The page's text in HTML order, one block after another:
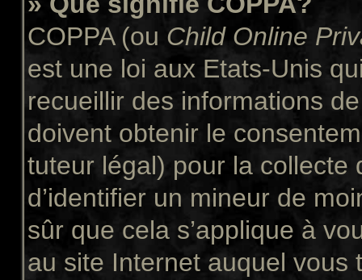
COPPA (ou Child Online
est une loi aux Etats-Unis
recueillir des informations
doivent obtenir le
tuteur légal) pour la collecte
d’identifier un mineur de
sûr que cela s’applique à
au site Internet auquel vous